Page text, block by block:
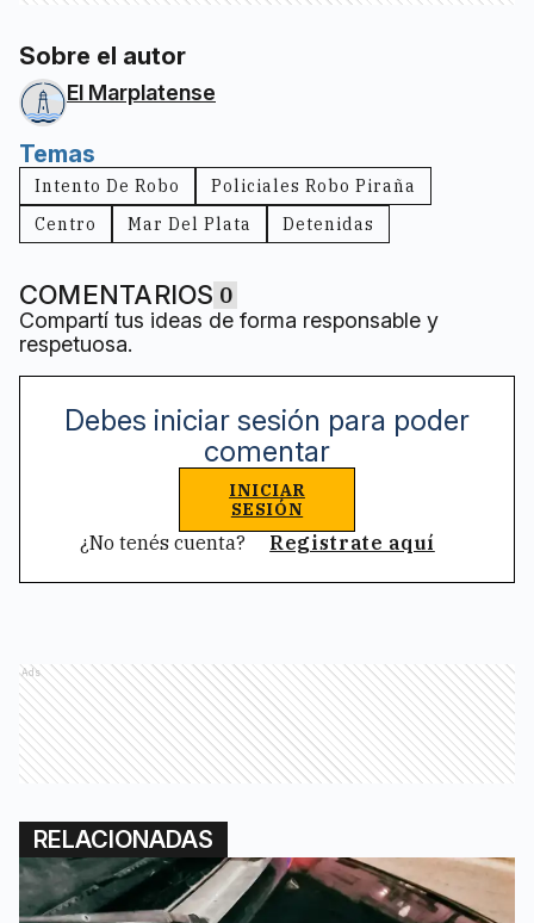
Sobre el autor
El Marplatense
Temas
Intento De Robo
Policiales Robo Piraña
Centro
Mar Del Plata Detenidas
COMENTARIOS 0
Compartí tus ideas de forma responsable y
respetuosa.
Debes iniciar sesión para poder
comentar
INICIAR
SESIÓN
¿No tenés cuenta? Registrate aquí
Ads
RELACIONADAS